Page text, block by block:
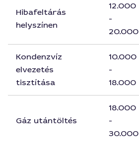
Hibafeltárás
helyszínen
12.000
-
20.000
Kondenzvíz
elvezetés
tisztítása
10.000
-
18.000
Gáz utántöltés
18.000
-
30.000